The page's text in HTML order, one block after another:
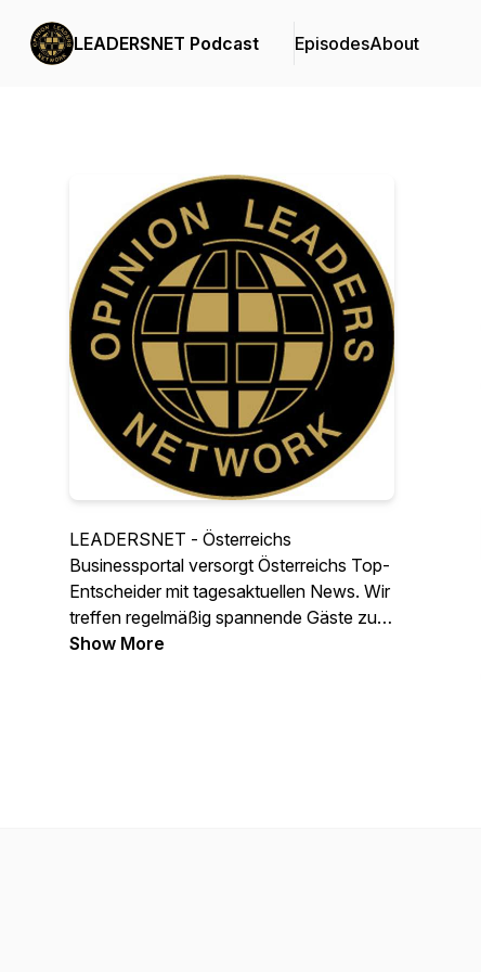
LEADERSNET Podcast EpisodesAbout
LEADERSNET - Österreichs
Businessportal versorgt Österreichs Top-
Entscheider mit tagesaktuellen News. Wir
treffen regelmäßig spannende Gäste zum
Wirtschaftstalk.
Show More